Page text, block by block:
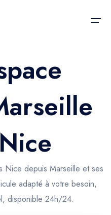
Nice depuis Marseille et ses
adapté à votre besoin,
disponible 24h/24.